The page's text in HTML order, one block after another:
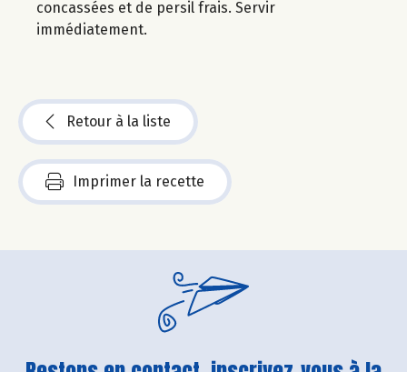
concassées et de persil frais. Servir
immédiatement.
Retour à la liste
Imprimer la recette